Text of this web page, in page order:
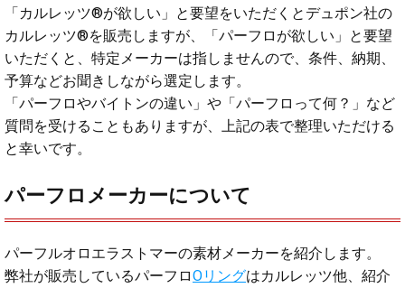
「カルレッツ®が欲しい」と要望をいただくとデュポン社の
カルレッツ®を販売しますが、「パーフロが欲しい」と要望
いただくと、特定メーカーは指しませんので、条件、納期、
予算などお聞きしながら選定します。
「パーフロやバイトンの違い」や「パーフロって何？」など
質問を受けることもありますが、上記の表で整理いただける
と幸いです。
パーフロメーカーについて
パーフルオロエラストマーの素材メーカーを紹介します。
弊社が販売しているパーフロOリングはカルレッツ他、紹介